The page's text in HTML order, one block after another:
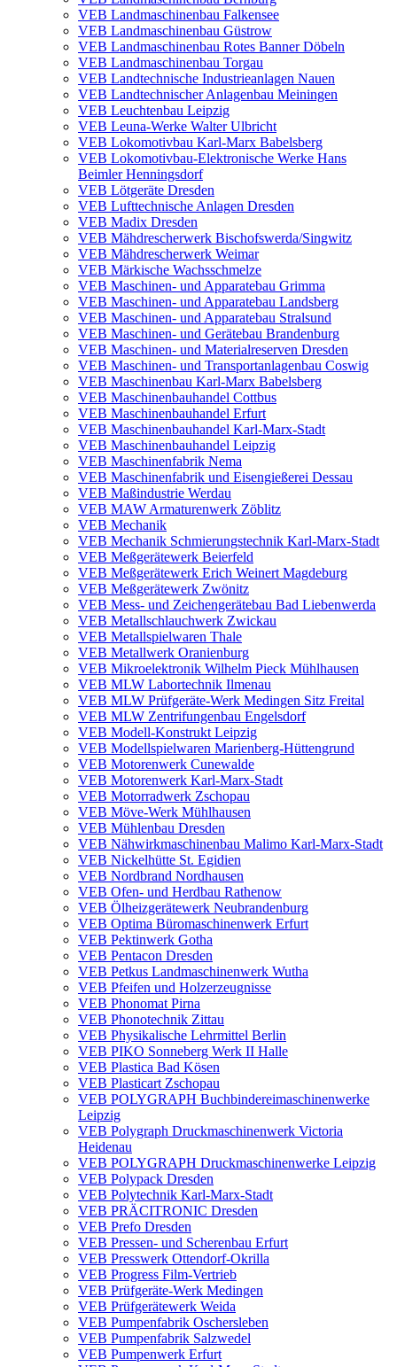
VEB Landmaschinenbau Falkensee
VEB Landmaschinenbau Güstrow
VEB Landmaschinenbau Rotes Banner Döbeln
VEB Landmaschinenbau Torgau
VEB Landtechnische Industrieanlagen Nauen
VEB Landtechnischer Anlagenbau Meiningen
VEB Leuchtenbau Leipzig
VEB Leuna-Werke Walter Ulbricht
VEB Lokomotivbau Karl-Marx Babelsberg
VEB Lokomotivbau-Elektronische Werke Hans
Beimler Henningsdorf
VEB Lötgeräte Dresden
VEB Lufttechnische Anlagen Dresden
VEB Madix Dresden
VEB Mähdrescherwerk Bischofswerda/Singwitz
VEB Mähdrescherwerk Weimar
VEB Märkische Wachsschmelze
VEB Maschinen- und Apparatebau Grimma
VEB Maschinen- und Apparatebau Landsberg
VEB Maschinen- und Apparatebau Stralsund
VEB Maschinen- und Gerätebau Brandenburg
VEB Maschinen- und Materialreserven Dresden
VEB Maschinen- und Transportanlagenbau Coswig
VEB Maschinenbau Karl-Marx Babelsberg
VEB Maschinenbauhandel Cottbus
VEB Maschinenbauhandel Erfurt
VEB Maschinenbauhandel Karl-Marx-Stadt
VEB Maschinenbauhandel Leipzig
VEB Maschinenfabrik Nema
VEB Maschinenfabrik und Eisengießerei Dessau
VEB Maßindustrie Werdau
VEB MAW Armaturenwerk Zöblitz
VEB Mechanik
VEB Mechanik Schmierungstechnik Karl-Marx-Stadt
VEB Meßgerätewerk Beierfeld
VEB Meßgerätewerk Erich Weinert Magdeburg
VEB Meßgerätewerk Zwönitz
VEB Mess- und Zeichengerätebau Bad Liebenwerda
VEB Metallschlauchwerk Zwickau
VEB Metallspielwaren Thale
VEB Metallwerk Oranienburg
VEB Mikroelektronik Wilhelm Pieck Mühlhausen
VEB MLW Labortechnik Ilmenau
VEB MLW Prüfgeräte-Werk Medingen Sitz Freital
VEB MLW Zentrifungenbau Engelsdorf
VEB Modell-Konstrukt Leipzig
VEB Modellspielwaren Marienberg-Hüttengrund
VEB Motorenwerk Cunewalde
VEB Motorenwerk Karl-Marx-Stadt
VEB Motorradwerk Zschopau
VEB Möve-Werk Mühlhausen
VEB Mühlenbau Dresden
VEB Nähwirkmaschinenbau Malimo Karl-Marx-Stadt
VEB Nickelhütte St. Egidien
VEB Nordbrand Nordhausen
VEB Ofen- und Herdbau Rathenow
VEB Ölheizgerätewerk Neubrandenburg
VEB Optima Büromaschinenwerk Erfurt
VEB Pektinwerk Gotha
VEB Pentacon Dresden
VEB Petkus Landmaschinenwerk Wutha
VEB Pfeifen und Holzerzeugnisse
VEB Phonomat Pirna
VEB Phonotechnik Zittau
VEB Physikalische Lehrmittel Berlin
VEB PIKO Sonneberg Werk II Halle
VEB Plastica Bad Kösen
VEB Plasticart Zschopau
VEB POLYGRAPH Buchbindereimaschinenwerke
Leipzig
VEB Polygraph Druckmaschinenwerk Victoria
Heidenau
VEB POLYGRAPH Druckmaschinenwerke Leipzig
VEB Polypack Dresden
VEB Polytechnik Karl-Marx-Stadt
VEB PRÄCITRONIC Dresden
VEB Prefo Dresden
VEB Pressen- und Scherenbau Erfurt
VEB Presswerk Ottendorf-Okrilla
VEB Progress Film-Vertrieb
VEB Prüfgeräte-Werk Medingen
VEB Prüfgerätewerk Weida
VEB Pumpenfabrik Oschersleben
VEB Pumpenfabrik Salzwedel
VEB Pumpenwerk Erfurt